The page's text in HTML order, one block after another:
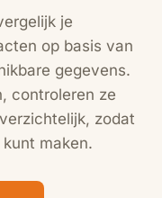
je
op basis van
gegevens.
controleren ze
zodat
maken.